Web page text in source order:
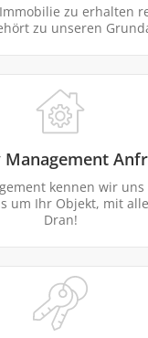
zu erhalten
zu unseren
Management
kennen wir uns
um Ihr Objekt, mit
Dran!